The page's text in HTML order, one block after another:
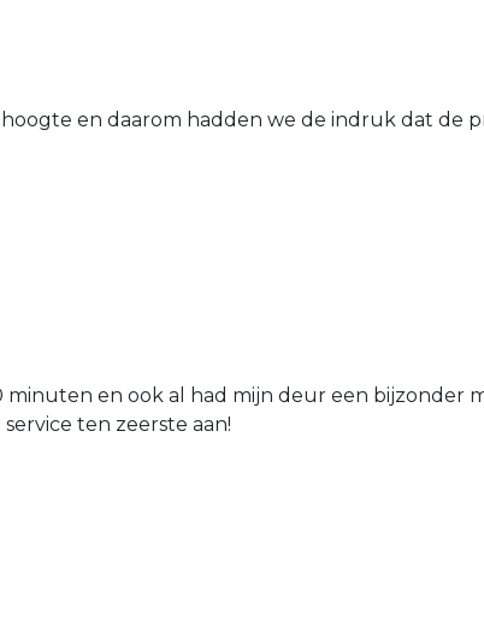
en daarom hadden we de indruk dat de
minuten en ook al had mijn deur een bijzonder
ten zeerste aan!